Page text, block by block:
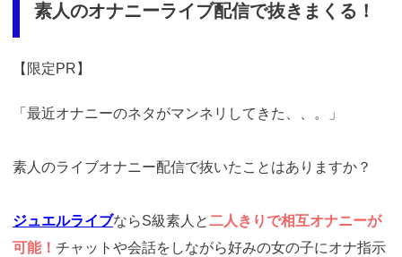
素人のオナニーライブ配信で抜きまくる！
【限定PR】
「最近オナニーのネタがマンネリしてきた、、。」
素人のライブオナニー配信で抜いたことはありますか？
ジュエルライブならS級素人と二人きりで相互オナニーが
可能！ チャットや会話をしながら好みの女の子にオナ指示